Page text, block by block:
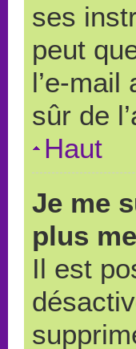
ses
peut
l’e-
sûr de
Haut
Je me
plus
Il est